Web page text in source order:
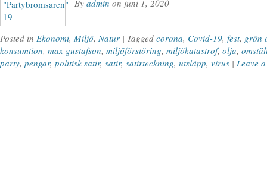
By admin on juni 1, 2020
Posted in Ekonomi, Miljö, Natur | Tagged corona, Covid-19, fest, grön
konsumtion, max gustafson, miljöförstöring, miljökatastrof, olja,
party, pengar, politisk satir, satir, satirteckning, utsläpp, virus | Leave